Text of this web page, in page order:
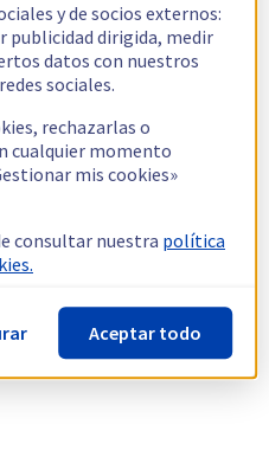
y de socios externos:
publicidad dirigida, medir
datos con nuestros
sociales.
rechazarlas o
cualquier momento
mis cookies»
consultar nuestra política
Aceptar todo